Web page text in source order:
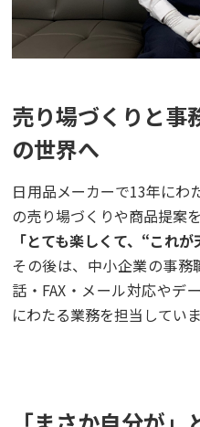
売り場づくりと事
の世界へ
日用品メーカーで13年にわ
の売り場づくりや商品提案
「とても楽しくて、“これ
その後は、中小企業の事
話・FAX・メール対応やデ
にわたる業務を担当していま